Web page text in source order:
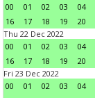
00
01 02 03 04
16
17 18 19 20
Thu 22 Dec 2022
00
01 02 03 04
16
17 18 19 20
Fri 23 Dec 2022
00
01 02 03 04